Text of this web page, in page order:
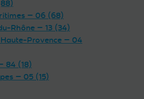
— 06 (68)
Rhône — 13 (34)
Provence — 04
84 (18)
— 05 (15)